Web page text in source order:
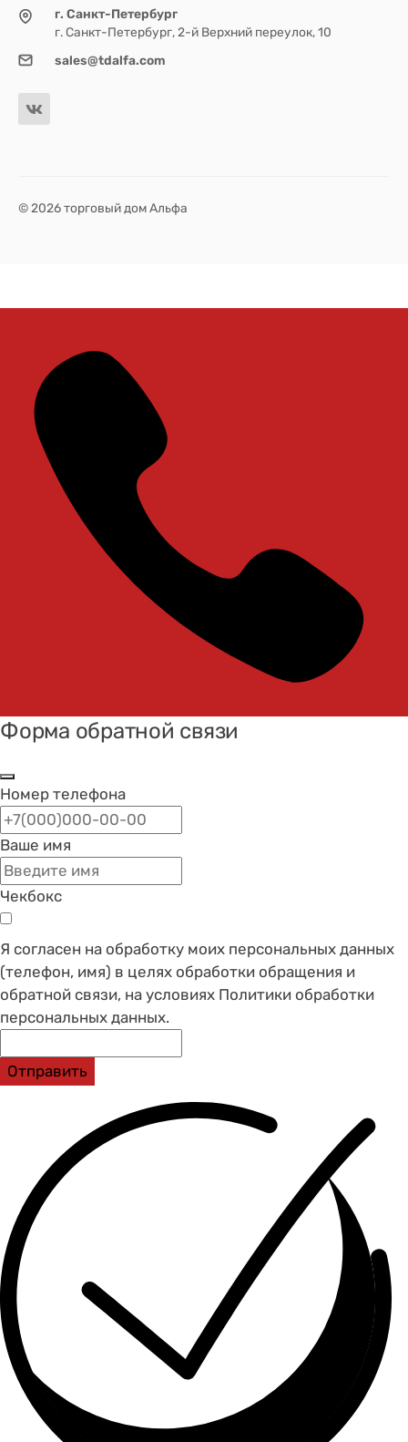
г. Санкт-Петербург
г. Санкт-Петербург, 2-й Верхний переулок, 10
sales@tdalfa.com
© 2026 торговый дом Альфа
Форма обратной связи
Номер телефона
Ваше имя
Чекбокс
Я согласен на обработку моих персональных данных
(телефон, имя) в целях обработки обращения и
обратной связи, на условиях Политики обработки
персональных данных.
Отправить